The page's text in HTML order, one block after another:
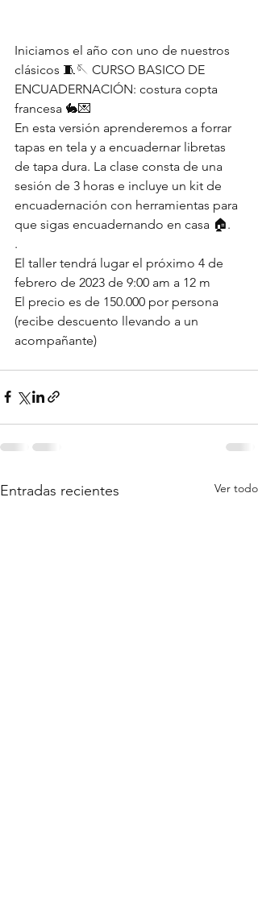
Iniciamos el año con uno de nuestros
clásicos 🧵🪡 CURSO BASICO DE
ENCUADERNACIÓN: costura copta
francesa 🐇💌
En esta versión aprenderemos a forrar
tapas en tela y a encuadernar libretas
de tapa dura. La clase consta de una
sesión de 3 horas e incluye un kit de
encuadernación con herramientas para
que sigas encuadernando en casa 🏠.
.
El taller tendrá lugar el próximo 4 de
febrero de 2023 de 9:00 am a 12 m
El precio es de 150.000 por persona
(recibe descuento llevando a un
acompañante)
Entradas recientes Ver todo